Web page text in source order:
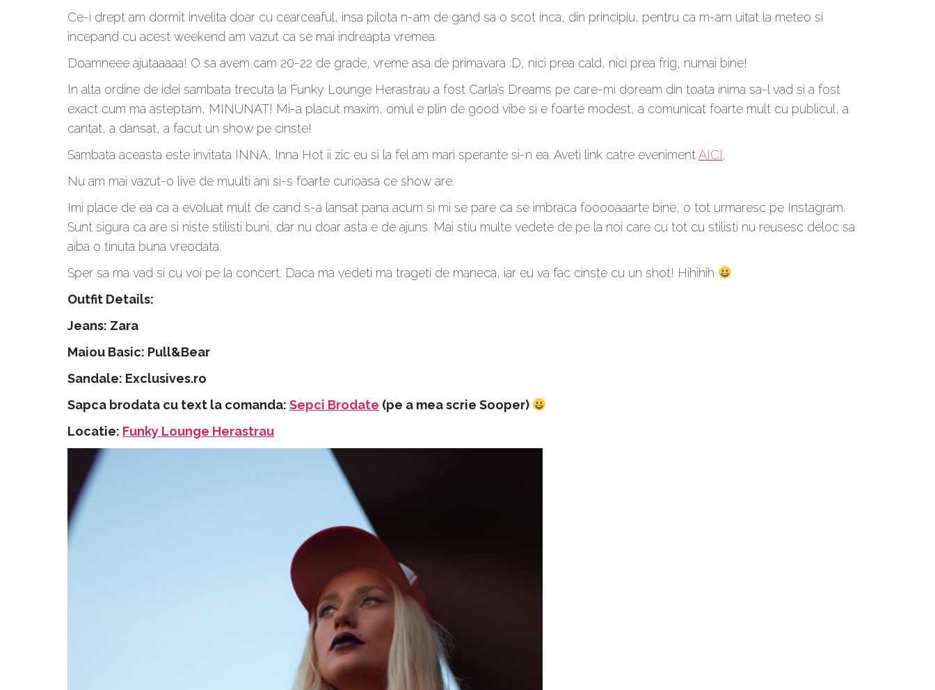
Ce-i drept am dormit invelita doar cu cearceaful, insa pilota n-am de gand sa o scot inca, din principiu, pentru ca m-am uitat la meteo si
incepand cu acest weekend am vazut ca se mai indreapta vremea.
Doamneee ajutaaaaa! O sa avem cam 20-22 de grade, vreme asa de primavara :D, nici prea cald, nici prea frig, numai bine!
In alta ordine de idei sambata trecuta la Funky Lounge Herastrau a fost Carla’s Dreams pe care-mi doream din toata inima sa-l vad si a fost
exact cum ma asteptam, MINUNAT! Mi-a placut maxim, omul e plin de good vibe si e foarte modest, a comunicat foarte mult cu publicul, a
cantat, a dansat, a facut un show pe cinste!
Sambata aceasta este invitata INNA, Inna Hot ii zic eu si la fel am mari sperante si-n ea. Aveti link catre eveniment AICI.
Nu am mai vazut-o live de muulti ani si-s foarte curioasa ce show are.
Imi place de ea ca a evoluat mult de cand s-a lansat pana acum si mi se pare ca se imbraca fooooaaarte bine, o tot urmaresc pe Instagram.
Sunt sigura ca are si niste stilisti buni, dar nu doar asta e de ajuns. Mai stiu multe vedete de pe la noi care cu tot cu stilisti nu reusesc deloc sa
aiba o tinuta buna vreodata.
Sper sa ma vad si cu voi pe la concert. Daca ma vedeti ma trageti de maneca, iar eu va fac cinste cu un shot! Hihihih
Outfit Details:
Jeans: Zara
Maiou Basic: Pull&Bear
Sandale: Exclusives.ro
Sapca brodata cu text la comanda: Sepci Brodate (pe a mea scrie Sooper)
Locatie: Funky Lounge Herastrau